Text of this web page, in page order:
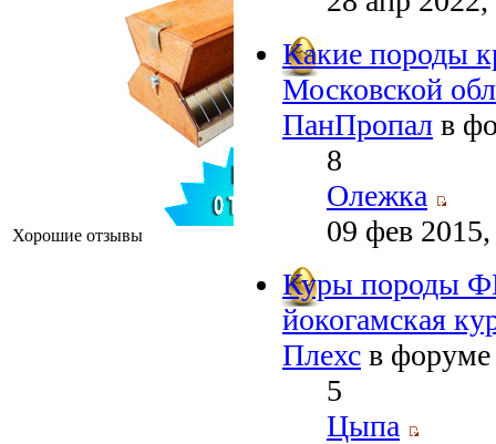
Хорошие отзывы
Какие породы
Московской
ПанПропал в
8
Олежка
09 фев
Куры породы
йокогамская
Плехс в
5
Цыпа